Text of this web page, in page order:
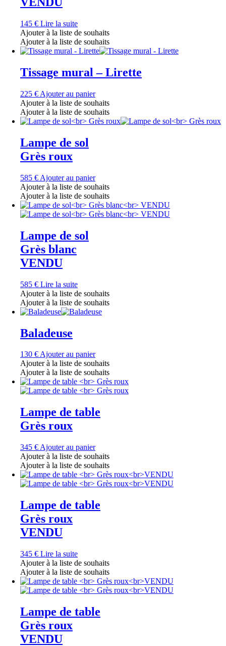
145 € Lire la suite
Ajouter à la liste de souhaits
Ajouter à la liste de souhaits
Tissage mural – Lirette
225 € Ajouter au panier
Ajouter à la liste de souhaits
Ajouter à la liste de souhaits
Lampe de sol
Grès roux
585 € Ajouter au panier
Ajouter à la liste de souhaits
Ajouter à la liste de souhaits
Lampe de sol
Grès blanc
VENDU
585 € Lire la suite
Ajouter à la liste de souhaits
Ajouter à la liste de souhaits
Baladeuse
130 €Ajouter au panier
Ajouter à la liste de souhaits
Ajouter à la liste de souhaits
Lampe de table
Grès roux
345 € Ajouter au panier
Ajouter à la liste de souhaits
Ajouter à la liste de souhaits
Lampe de table
Grès roux
VENDU
345 € Lire la suite
Ajouter à la liste de souhaits
Ajouter à la liste de souhaits
Lampe de table
Grès roux
VENDU